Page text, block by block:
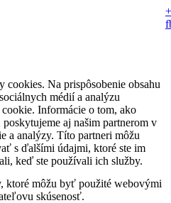
cookies. Na prispôsobenie obsahu
médií a analýzu
Informácie o tom, ako
aj našim partnerom v
a analýzy. Títo partneri môžu
s ďalšími údajmi, ktoré ste im
keď ste používali ich služby.
ktoré môžu byť použité webovými
skúsenosť.